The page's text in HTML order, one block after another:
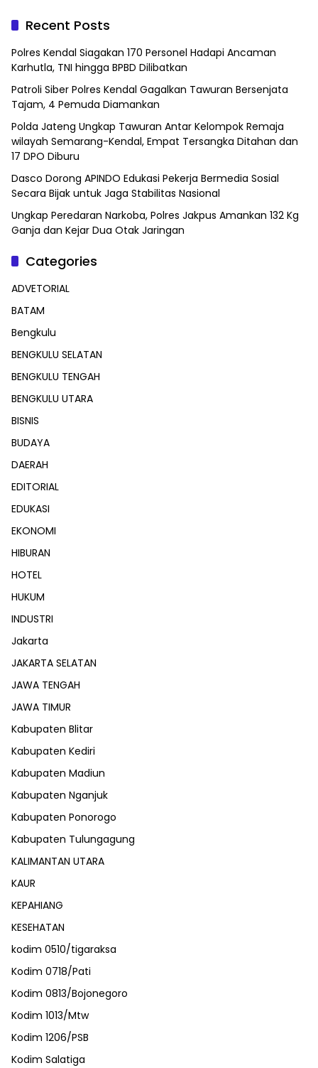
Recent Posts
Polres Kendal Siagakan 170 Personel Hadapi Ancaman
Karhutla, TNI hingga BPBD Dilibatkan
Patroli Siber Polres Kendal Gagalkan Tawuran Bersenjata
Tajam, 4 Pemuda Diamankan
Polda Jateng Ungkap Tawuran Antar Kelompok Remaja
wilayah Semarang-Kendal, Empat Tersangka Ditahan dan
17 DPO Diburu
Dasco Dorong APINDO Edukasi Pekerja Bermedia Sosial
Secara Bijak untuk Jaga Stabilitas Nasional
Ungkap Peredaran Narkoba, Polres Jakpus Amankan 132 Kg
Ganja dan Kejar Dua Otak Jaringan
Categories
ADVETORIAL
BATAM
Bengkulu
BENGKULU SELATAN
BENGKULU TENGAH
BENGKULU UTARA
BISNIS
BUDAYA
DAERAH
EDITORIAL
EDUKASI
EKONOMI
HIBURAN
HOTEL
HUKUM
INDUSTRI
Jakarta
JAKARTA SELATAN
JAWA TENGAH
JAWA TIMUR
Kabupaten Blitar
Kabupaten Kediri
Kabupaten Madiun
Kabupaten Nganjuk
Kabupaten Ponorogo
Kabupaten Tulungagung
KALIMANTAN UTARA
KAUR
KEPAHIANG
KESEHATAN
kodim 0510/tigaraksa
Kodim 0718/Pati
Kodim 0813/Bojonegoro
Kodim 1013/Mtw
Kodim 1206/PSB
Kodim Salatiga